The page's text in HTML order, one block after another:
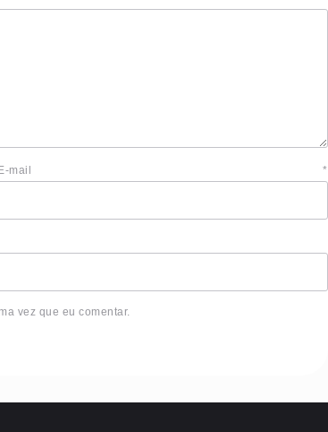
mail*
vez que eu comentar.